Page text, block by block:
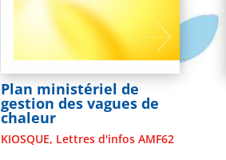
Plan ministériel de
gestion des vagues de
chaleur
KIOSQUE, Lettres d'infos AMF62